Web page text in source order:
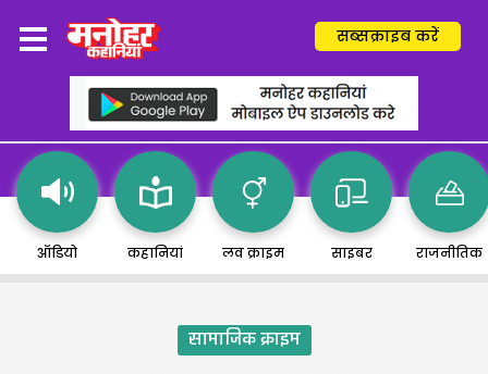
सब्सक्राइब करें
ऑडियो कहानियां लव क्राइम साइबर राजनीतिक
सामाजिक क्राइम